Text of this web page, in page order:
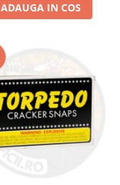
ADAUGA IN COS